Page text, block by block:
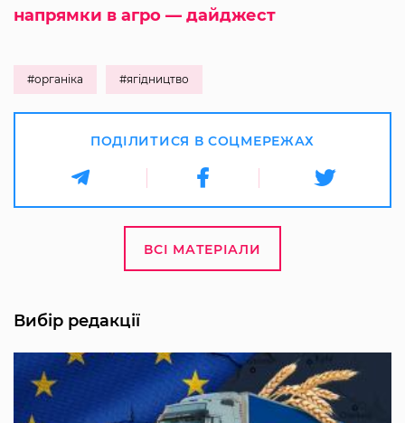
напрямки в агро — дайджест
#органіка #ягідництво
ПОДІЛИТИСЯ В СОЦМЕРЕЖАХ
ВСІ МАТЕРІАЛИ
Вибір редакції